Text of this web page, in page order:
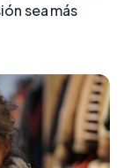
sea más